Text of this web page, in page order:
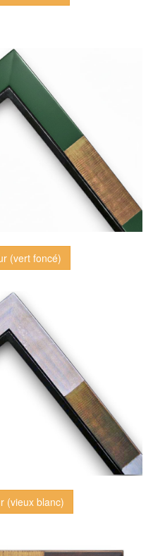
(vert foncé)
(vieux blanc)